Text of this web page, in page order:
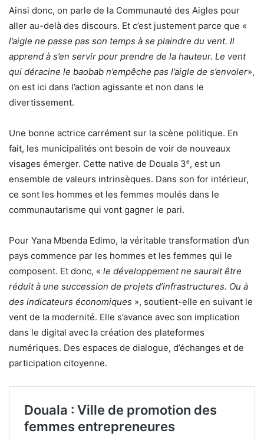
Ainsi donc, on parle de la Communauté des Aigles pour
aller au-delà des discours. Et c’est justement parce que «
l’aigle ne passe pas son temps à se plaindre du vent. Il
apprend à s’en servir pour prendre de la hauteur. Le vent
qui déracine le baobab n’empêche pas l’aigle de s’envoler»,
on est ici dans l’action agissante et non dans le
divertissement.
Une bonne actrice carrément sur la scène politique. En
fait, les municipalités ont besoin de voir de nouveaux
visages émerger. Cette native de Douala 3ᵉ, est un
ensemble de valeurs intrinsèques. Dans son for intérieur,
ce sont les hommes et les femmes moulés dans le
communautarisme qui vont gagner le pari.
Pour Yana Mbenda Edimo, la véritable transformation d’un
pays commence par les hommes et les femmes qui le
composent. Et donc, « le développement ne saurait être
réduit à une succession de projets d’infrastructures. Ou à
des indicateurs économiques », soutient-elle en suivant le
vent de la modernité. Elle s’avance avec son implication
dans le digital avec la création des plateformes
numériques. Des espaces de dialogue, d’échanges et de
participation citoyenne.